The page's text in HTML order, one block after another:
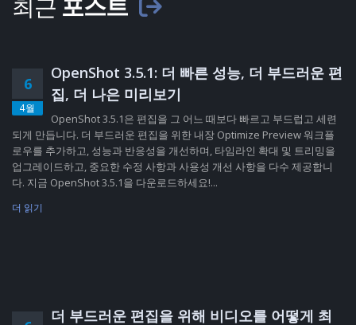
6
4월
OpenShot 3.5.1: 더 빠른 성능, 더 부드러운 편
집, 더 나은 미리보기
OpenShot 3.5.1은 편집을 그 어느 때보다 빠르고 부드럽고 세련
되게 만듭니다. 더 부드러운 편집을 위한 내장 Optimize Preview 워크플
로우를 추가하고, 성능과 반응성을 개선하며, 타임라인 확대 및 트리밍을
업그레이드하고, 중요한 수정 사항과 사용성 개선 사항을 다수 제공합니
다. 지금 OpenShot 3.5.1을 다운로드하세요!...
더 읽기
더 부드러운 편집을 위해 비디오를 어떻게 최